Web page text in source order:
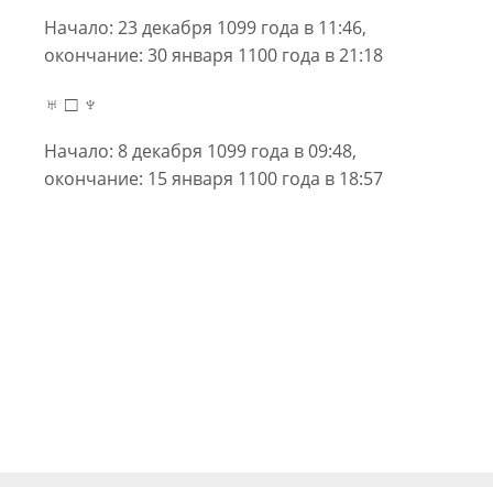
Начало: 23 декабря 1099 года в 11:46,
окончание: 30 января 1100 года в 21:18
♅ □ ♆
Начало: 8 декабря 1099 года в 09:48,
окончание: 15 января 1100 года в 18:57